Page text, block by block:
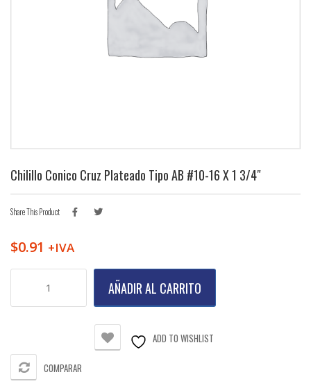
Chilillo Conico Cruz Plateado Tipo AB #10-16 X 1 3/4″
Share This Product
$0.91 +IVA
#10-
16
AÑADIR AL CARRITO
ADD TO WISHLIST
COMPARAR